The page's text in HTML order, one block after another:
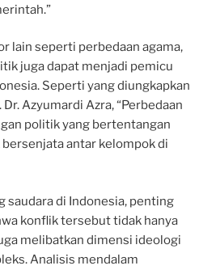
lain seperti perbedaan agama,
juga dapat menjadi pemicu
Seperti yang diungkapkan
Azyumardi Azra, “Perbedaan
politik yang bertentangan
antar kelompok di
saudara di Indonesia, penting
konflik tersebut tidak hanya
melibatkan dimensi ideologi
Analisis mendalam